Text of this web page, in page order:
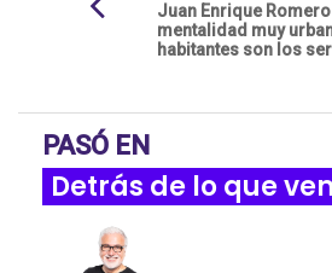
Juan Enrique
mentalidad muy
habitantes son los
PASÓ EN
Detrás de lo que